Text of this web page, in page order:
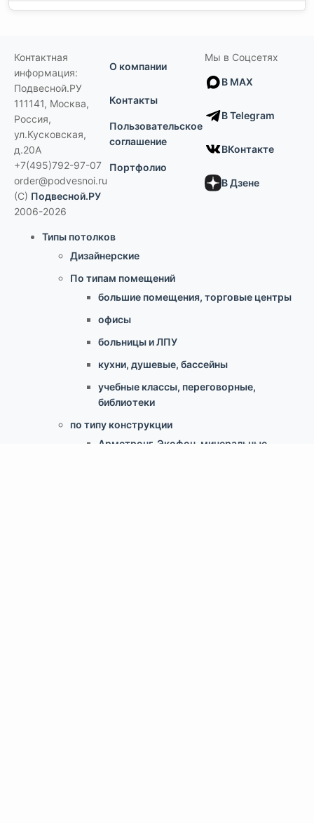
Контактная
информация:
Подвесной.РУ
111141, Москва,
Россия,
ул.Кусковская,
д.20А
+7(495)792-97-07
order@podvesnoi.ru
(C) Подвесной.РУ
2006-2026
О компании
Контакты
Пользовательское
соглашение
Портфолио
Мы в Соцсетях
В MAX
В Telegram
ВКонтакте
В Дзене
Типы потолков
Дизайнерские
По типам помещений
большие помещения, торговые центры
офисы
больницы и ЛПУ
кухни, душевые, бассейны
учебные классы, переговорные,
библиотеки
по типу конструкции
Армстронг, Экофон, минеральные